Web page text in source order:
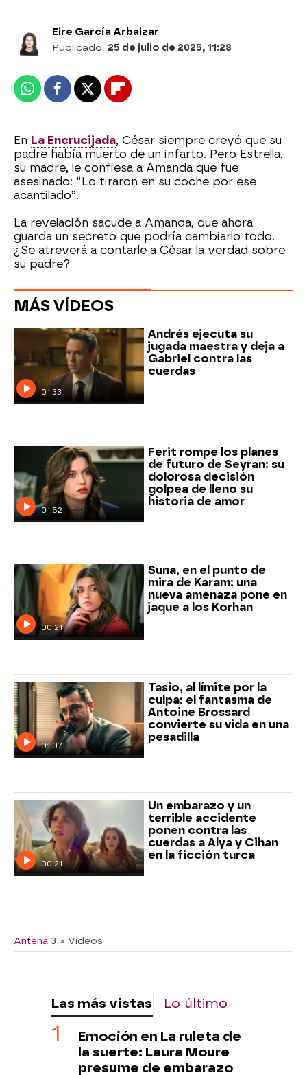
Eire García Arbaizar
Publicado: 25 de julio de 2025, 11:28
WhatsappFacebook
X Flipboard
En La Encrucijada, César siempre creyó que su
padre había muerto de un infarto. Pero Estrella,
su madre, le confiesa a Amanda que fue
asesinado: “Lo tiraron en su coche por ese
acantilado”.
La revelación sacude a Amanda, que ahora
guarda un secreto que podría cambiarlo todo.
¿Se atreverá a contarle a César la verdad sobre
su padre?
MÁS VÍDEOS
01:33
Andrés ejecuta su
jugada maestra y deja a
Gabriel contra las
cuerdas
01:52
Ferit rompe los planes
de futuro de Seyran: su
dolorosa decisión
golpea de lleno su
historia de amor
00:21
Suna, en el punto de
mira de Karam: una
nueva amenaza pone en
jaque a los Korhan
01:07
Tasio, al límite por la
culpa: el fantasma de
Antoine Brossard
convierte su vida en una
pesadilla
00:21
Un embarazo y un
terrible accidente
ponen contra las
cuerdas a Alya y Cihan
en la ficción turca
Antena 3 » Vídeos
Las más vistas Lo último
Emoción en La ruleta de
la suerte: Laura Moure
presume de embarazo